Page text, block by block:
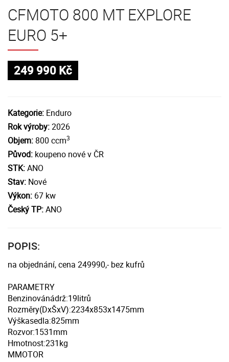
CFMOTO 800 MT EXPLORE
EURO 5+
249 990 Kč
Kategorie: Enduro
Rok výroby:2026
Objem: 800 ccm3
Původ: koupeno nové v ČR
STK:ANO
Stav: Nové
Výkon: 67 kw
Český TP:ANO
POPIS:
na objednání, cena 249990,- bez kufrů
PARAMETRY
Benzinovánádrž:19litrů
Rozměry(DxŠxV):2234x853x1475mm
Výškasedla:825mm
Rozvor:1531mm
Hmotnost:231kg
MMOTOR